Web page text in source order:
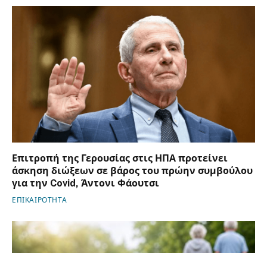
Επιτροπή της Γερουσίας στις ΗΠΑ προτείνει
άσκηση διώξεων σε βάρος του πρώην συμβούλου
για την Covid, Άντονι Φάουτσι
ΕΠΙΚΑΙΡΟΤΗΤΑ